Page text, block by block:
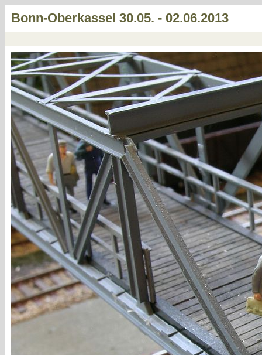
Bonn-Oberkassel 30.05. - 02.06.2013